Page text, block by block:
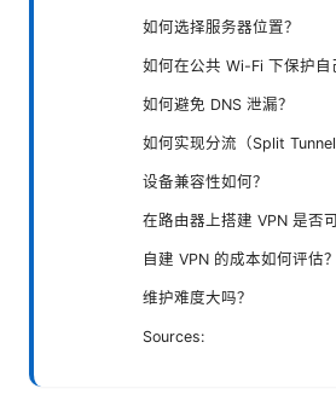
如何选择服务器位置？
如何在公共 Wi-Fi 下保护自
如何避免 DNS 泄漏？
如何实现分流（Split
设备兼容性如何？
在路由器上搭建 VPN 是否可
自建 VPN 的成本如何评估？
维护难度大吗？
Sources: